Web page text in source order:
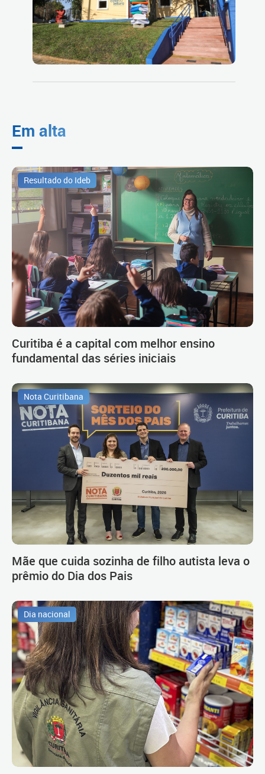
Em alta
Resultado do Ideb
Curitiba é a capital com melhor ensino
fundamental das séries iniciais
Nota Curitibana
Mãe que cuida sozinha de filho autista leva o
prêmio do Dia dos Pais
Dia nacional